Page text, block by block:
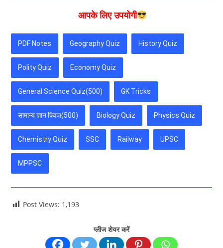
आपके लिए उपयोगी
PDF Notes Geography Quiz History Quiz
Polity Quiz Economy Quiz
General Science Quiz(500) GK Tricks
सामान्य ज्ञान क्विज(500) Biology Quiz Physics Quiz
Chemistry Quiz SSC Railway UPSC
MPPSC
Post Views: 1,193
प्लीज शेयर करें